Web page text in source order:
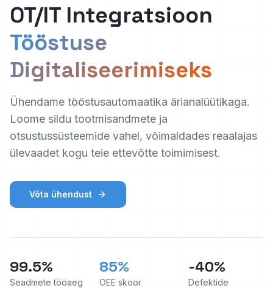
OT/IT Integratsioon
Tööstuse
Digitaliseerimiseks
Ühendame tööstusautomaatika ärianalüütikaga.
Loome sildu tootmisandmete ja
otsustussüsteemide vahel, võimaldades reaalajas
ülevaadet kogu teie ettevõtte toimimisest.
Võta ühendust
99.5%
Seadmete tööaeg
85%
OEE skoor
-40%
Defektide